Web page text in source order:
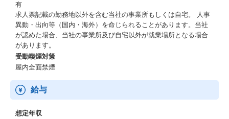
有
求人票記載の勤務地以外を含む当社の事業所もしくは自宅。 人事
異動・出向等（国内・海外）を命じられることがあります。当社
が認めた場合、当社の事業所及び自宅以外が就業場所となる場合
があります。
受動喫煙対策
屋内全面禁煙
給与
想定年収